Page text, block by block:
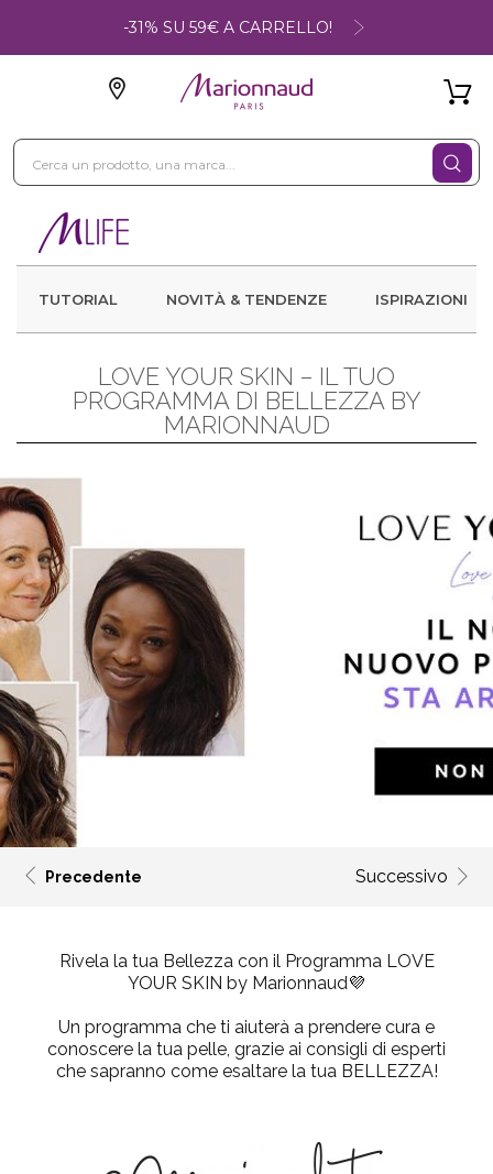
-31% SU 59€ A CARRELLO!
TUTORIAL NOVITÀ & TENDENZE ISPIRAZIONI
LOVE YOUR SKIN – IL TUO
PROGRAMMA DI BELLEZZA BY
MARIONNAUD
Precedente Successivo
Rivela la tua Bellezza con il Programma LOVE
YOUR SKIN by Marionnaud💜
Un programma che ti aiuterà a prendere cura e
conoscere la tua pelle, grazie ai consigli di esperti
che sapranno come esaltare la tua BELLEZZA!